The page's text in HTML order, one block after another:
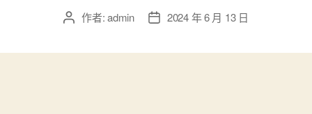
文 作者:admin
文 2024 年 6 月 13 日